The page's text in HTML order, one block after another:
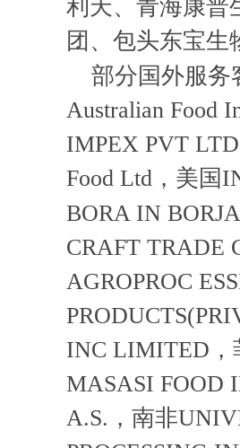
利天、青海康普
团、包头东宝
部分国外服务
Australian Food
IMPEX PVT
Food Ltd，美国
BORA IN
CRAFT TRADE
AGROPROC
INC LIMITED，
MASASI FOOD
A.S.，南非